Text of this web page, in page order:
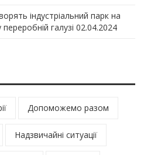
індустріальний парк на
галузі 02.04.2024
Допоможемо разом
Надзвичайні ситуації